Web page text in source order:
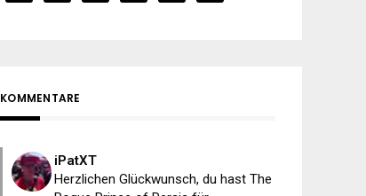
KOMMENTARE
iPatXT
Herzlichen Glückwunsch, du hast The